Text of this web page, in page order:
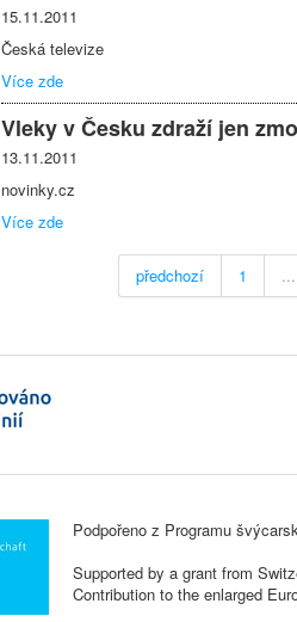
15.11.2011
Česká televize
Více zde
Vleky v Česku zdraží jen
13.11.2011
novinky.cz
Více zde
předchozí 1 ...
Podpořeno z Programu
Supported by a grant from
Contribution to the enlarged